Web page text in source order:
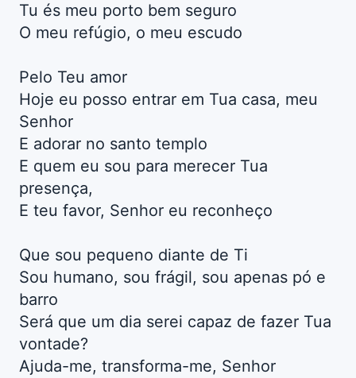
Tu és meu porto bem seguro
O meu refúgio, o meu escudo
Pelo Teu amor
Hoje eu posso entrar em Tua casa, meu
Senhor
E adorar no santo templo
E quem eu sou para merecer Tua
presença,
E teu favor, Senhor eu reconheço
Que sou pequeno diante de Ti
Sou humano, sou frágil, sou apenas pó e
barro
Será que um dia serei capaz de fazer Tua
vontade?
Ajuda-me, transforma-me, Senhor